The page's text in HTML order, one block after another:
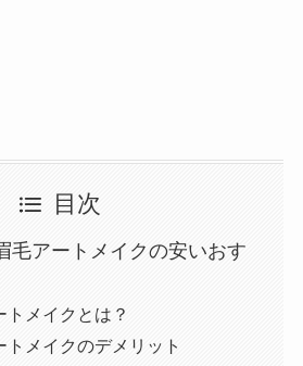
目次
毛アートメイクの安いおす
トメイクとは？
トメイクのデメリット